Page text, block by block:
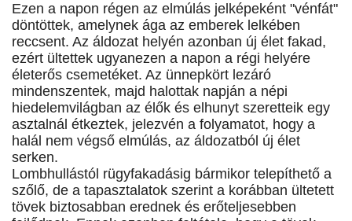
Ezen a napon régen az elmúlás jelképeként "vénfát"
döntöttek, amelynek ága az emberek lelkében
reccsent. Az áldozat helyén azonban új élet fakad,
ezért ültettek ugyanezen a napon a régi helyére
életerős csemetéket. Az ünnepkört lezáró
mindenszentek, majd halottak napján a népi
hiedelemvilágban az élők és elhunyt szeretteik egy
asztalnál étkeztek, jelezvén a folyamatot, hogy a
halál nem végső elmúlás, az áldozatból új élet
serken.
Lombhullástól rügyfakadásig bármikor telepíthető a
szőlő, de a tapasztalatok szerint a korábban ültetett
tövek biztosabban erednek és erőteljesebben